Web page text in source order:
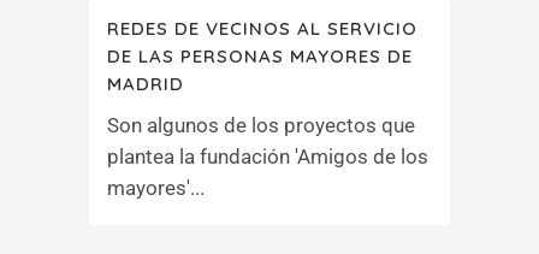
REDES DE VECINOS AL SERVICIO
DE LAS PERSONAS MAYORES DE
MADRID
Son algunos de los proyectos que
plantea la fundación 'Amigos de los
mayores'...